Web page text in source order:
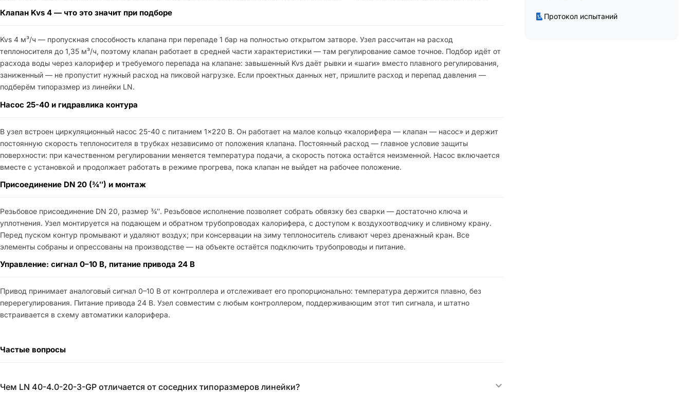
Клапан Kvs 4 — что это значит при подборе
Kvs 4 м³/ч — пропускная способность клапана при перепаде 1 бар на полностью открытом затворе. Узел рассчитан на расход
теплоносителя до 1,35 м³/ч, поэтому клапан работает в средней части характеристики — там регулирование самое точное. Подбор идёт от
расхода воды через калорифер и требуемого перепада на клапане: завышенный Kvs даёт рывки и «шаги» вместо плавного регулирования,
заниженный — не пропустит нужный расход на пиковой нагрузке. Если проектных данных нет, пришлите расход и перепад давления —
подберём типоразмер из линейки LN.
Насос 25-40 и гидравлика контура
В узел встроен циркуляционный насос 25-40 с питанием 1×220 В. Он работает на малое кольцо «калорифера — клапан — насос» и держит
постоянную скорость теплоносителя в трубках независимо от положения клапана. Постоянный расход — главное условие защиты
поверхности: при качественном регулировании меняется температура подачи, а скорость потока остаётся неизменной. Насос включается
вместе с установкой и продолжает работать в режиме прогрева, пока клапан не выйдет на рабочее положение.
Присоединение DN 20 (¾″) и монтаж
Резьбовое присоединение DN 20, размер ¾″. Резьбовое исполнение позволяет собрать обвязку без сварки — достаточно ключа и
уплотнения. Узел монтируется на подающем и обратном трубопроводах калорифера, с доступом к воздухоотводчику и сливному крану.
Перед пуском контур промывают и удаляют воздух; при консервации на зиму теплоноситель сливают через дренажный кран. Все
элементы собраны и опрессованы на производстве — на объекте остаётся подключить трубопроводы и питание.
Управление: сигнал 0–10 В, питание привода 24 В
Привод принимает аналоговый сигнал 0–10 В от контроллера и отслеживает его пропорционально: температура держится плавно, без
перерегулирования. Питание привода 24 В. Узел совместим с любым контроллером, поддерживающим этот тип сигнала, и штатно
встраивается в схему автоматики калорифера.
Частые вопросы
Чем LN 40-4.0-20-3-GP отличается от соседних типоразмеров линейки?
Протокол испытаний